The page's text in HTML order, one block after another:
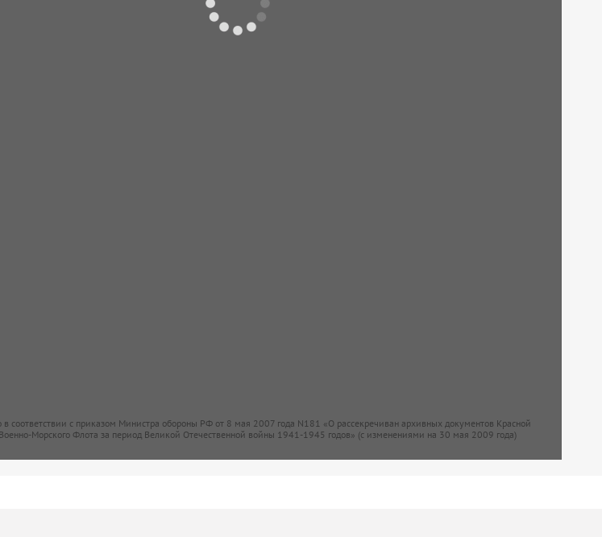
в соответствии с приказом Министра обороны РФ от 8 мая 2007 года N181 «О рассекречиван архивных документов Красной
Морского Флота за период Великой Отечественной войны 1941-1945 годов» (с изменениями на 30 мая 2009 года)